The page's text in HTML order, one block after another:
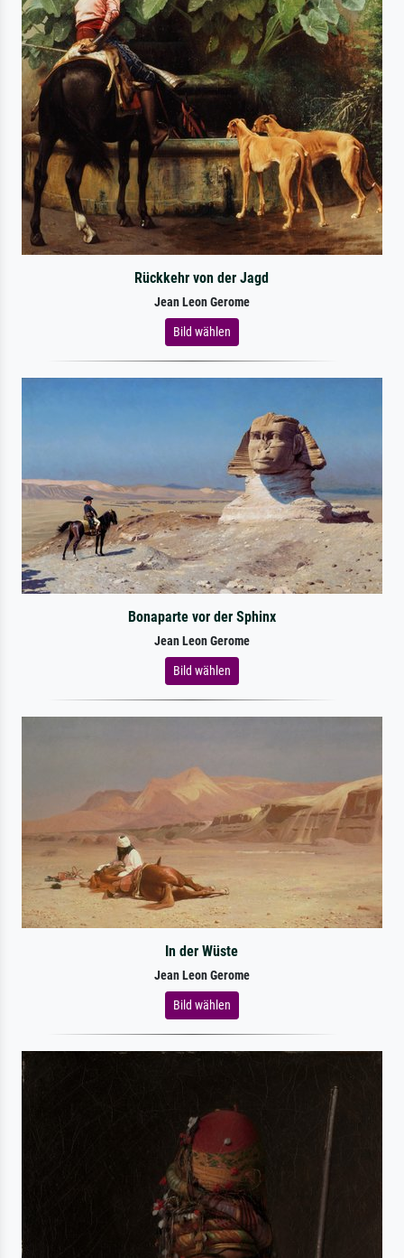
Rückkehr von der Jagd
Jean Leon Gerome
Bild wählen
Bonaparte vor der Sphinx
Jean Leon Gerome
Bild wählen
In der Wüste
Jean Leon Gerome
Bild wählen